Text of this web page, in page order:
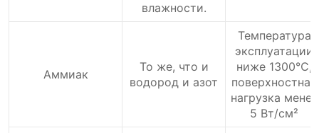
влажности.
Аммиак
То же, что и
водород и азот
Температура
эксплуатации
ниже 1300℃,
поверхностная
нагрузка менее
5 Вт/см²